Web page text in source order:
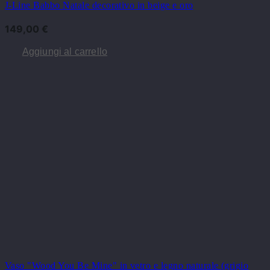
J-Line Babbo Natale decorativo in beige e oro
149,00 €
Aggiungi al carrello
Vaso "Wood You Be Mine" in vetro e legno naturale (grigio